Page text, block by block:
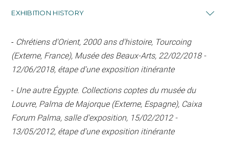
EXHIBITION HISTORY
- Chrétiens d'Orient, 2000 ans d'histoire, Tourcoing
(Externe, France), Musée des Beaux-Arts, 22/02/2018 -
12/06/2018, étape d'une exposition itinérante
- Une autre Égypte. Collections coptes du musée du
Louvre, Palma de Majorque (Externe, Espagne), Caixa
Forum Palma, salle d'exposition, 15/02/2012 -
13/05/2012, étape d'une exposition itinérante